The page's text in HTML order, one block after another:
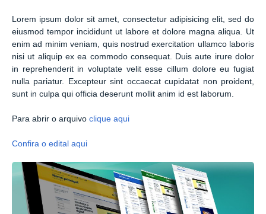
Lorem ipsum dolor sit amet, consectetur adipisicing elit, sed do
eiusmod tempor incididunt ut labore et dolore magna aliqua. Ut
enim ad minim veniam, quis nostrud exercitation ullamco laboris
nisi ut aliquip ex ea commodo consequat. Duis aute irure dolor
in reprehenderit in voluptate velit esse cillum dolore eu fugiat
nulla pariatur. Excepteur sint occaecat cupidatat non proident,
sunt in culpa qui officia deserunt mollit anim id est laborum.
Para abrir o arquivo clique aqui
Confira o edital aqui